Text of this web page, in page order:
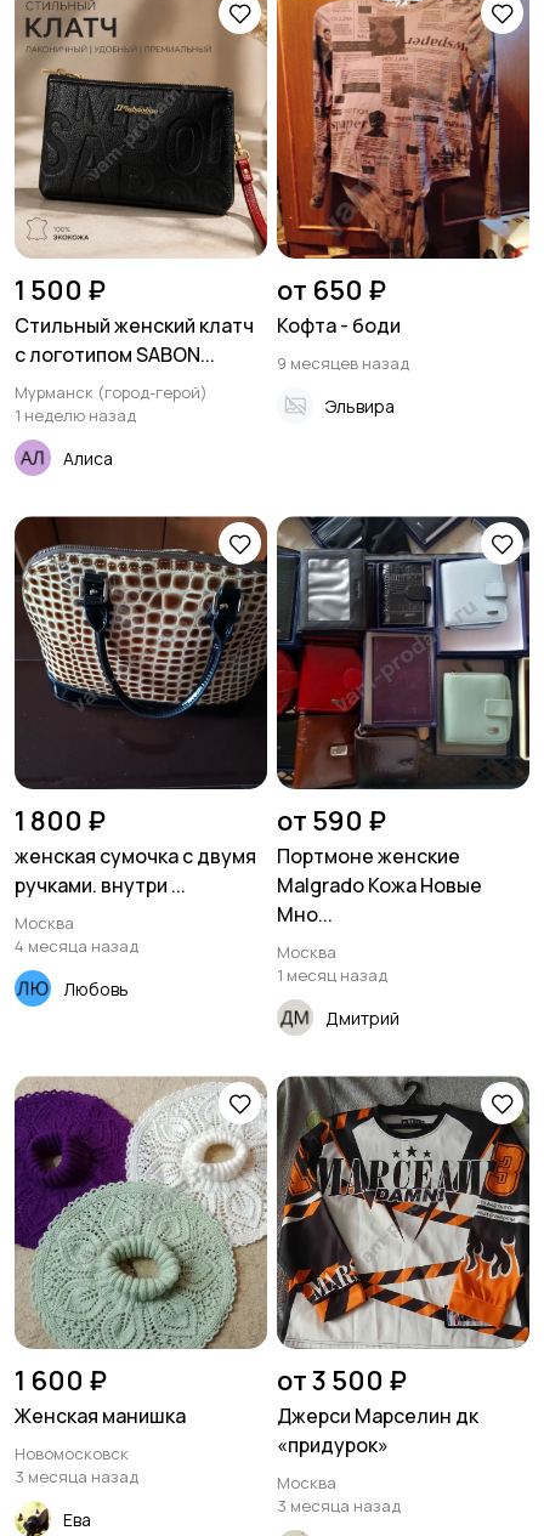
1 500 ₽
Стильный женский клатч
с логотипом SABON...
Мурманск (город-герой)
1 неделю назад
Алиса
от 650 ₽
Кофта - боди
9 месяцев назад
Эльвира
1 800 ₽
женская сумочка с двумя
ручками. внутри ...
Москва
4 месяца назад
Любовь
от 590 ₽
Портмоне женские
Malgrado Кожа Новые
Мно...
Москва
1 месяц назад
Дмитрий
1 600 ₽
Женская манишка
Новомосковск
3 месяца назад
Ева
от 3 500 ₽
Джерси Марселин дк
«придурок»
Москва
3 месяца назад